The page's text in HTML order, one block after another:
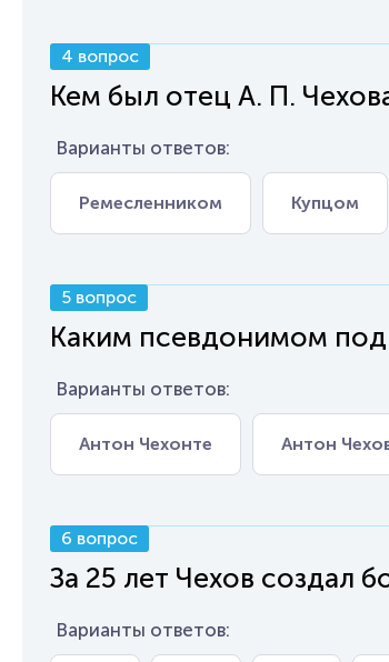
4 вопрос
Кем был отец А. П.
Варианты ответов:
Ремесленником Купцом
5 вопрос
Каким псевдонимом
Варианты ответов:
Антон Чехонте Антон
6 вопрос
За 25 лет Чехов создал
Варианты ответов: